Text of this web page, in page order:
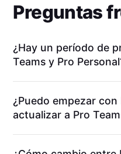
Preguntas
¿Hay un período de
Teams y Pro
¿Puedo empezar
actualizar a Pro